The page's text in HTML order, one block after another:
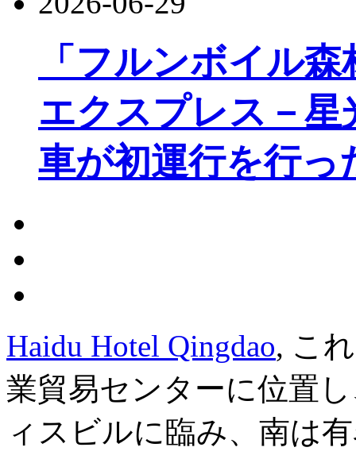
「フルンボイル
エクスプレス－星
車が初運行を行っ
Haidu Hotel Qingdao, こ
業貿易センターに位置
ィスビルに臨み、南は